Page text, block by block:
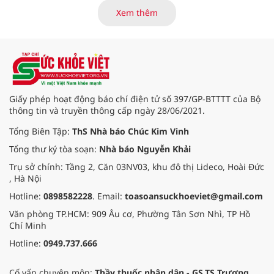
cường hậu kiểm, ứng dụng chuyển
đổi số, kiểm soát nguy cơ theo toàn
Xem thêm
Giấy phép hoạt động báo chí điện tử số 397/GP-BTTTT của Bộ
thông tin và truyền thông cấp ngày 28/06/2021.
Tổng Biên Tập: ThS Nhà báo Chúc Kim Vinh
Tổng thư ký tòa soạn: Nhà báo Nguyễn Khải
Trụ sở chính: Tầng 2, Căn 03NV03, khu đô thị Lideco, Hoài Đức
, Hà Nội
Hotline: 0898582228. Email: toasoansuckhoeviet@gmail.com
Văn phòng TP.HCM: 909 Âu cơ, Phường Tân Sơn Nhì, TP Hồ
Chí Minh
Hotline: 0949.737.666